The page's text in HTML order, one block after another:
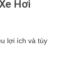
Hơi
lợi ích và tùy